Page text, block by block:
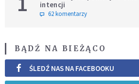
intencji
62 komentarzy
BĄDŹ NA BIEŻĄCO
ŚLEDŹ NAS NA FACEBOOKU